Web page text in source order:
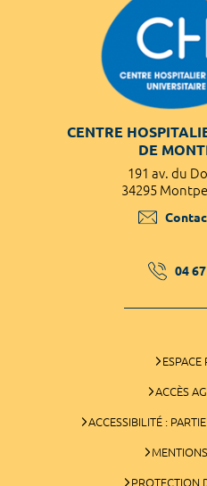
CENTRE
DE
191 av. du
34295
04
ESPACE
ACCÈS
ACCESSIBILITÉ :
PROTECTION